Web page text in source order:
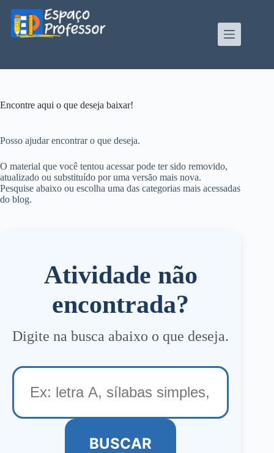
para
conteúdo
Encontre aqui o que deseja baixar!
Posso ajudar encontrar o que deseja.
O material que você tentou acessar pode ter sido removido,
atualizado ou substituído por uma versão mais nova.
Pesquise abaixo ou escolha uma das categorias mais acessadas
do blog.
Atividade não
encontrada?
Digite na busca abaixo o que deseja.
BUSCAR